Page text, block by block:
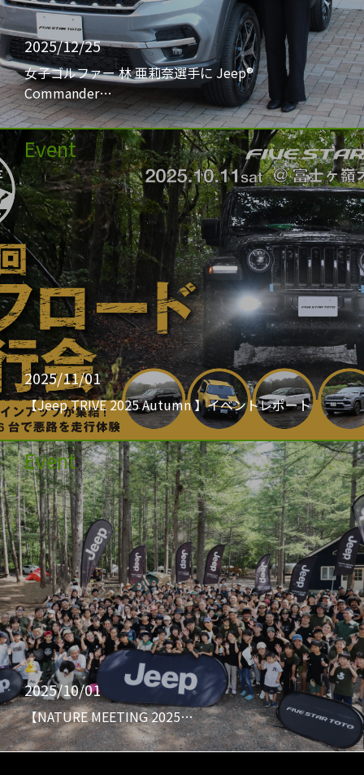
2025/12/25
女子ゴルファー 林 亜莉奈選手に Jeep®
Commander…
Event
2025/11/01
【Jeep TRIVE 2025 Autumn 】イベントレポート
Event
2025/10/01
【NATURE MEETING 2025…